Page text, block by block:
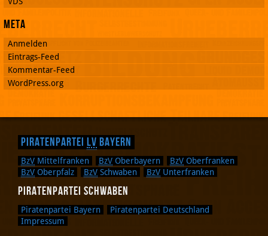
Meta
Anmelden
Eintrags-Feed
Kommentar-Feed
WordPress.org
Piratenpartei LV Bayern
BzV Mittelfranken BzV Oberbayern BzV Oberfranken
BzV Oberpfalz BzV Schwaben BzV Unterfranken
Piratenpartei Schwaben
Piratenpartei Bayern
Piratenpartei Deutschland
Impressum